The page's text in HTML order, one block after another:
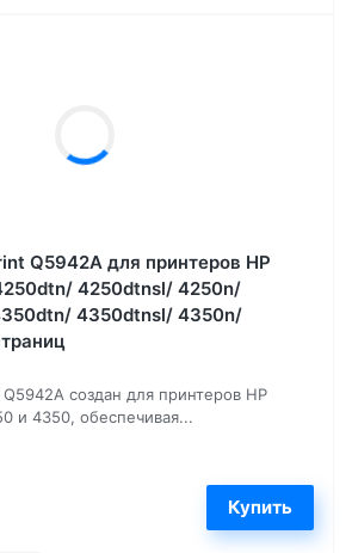
Q5942A для принтеров HP
4250dtnsl/ 4250n/
4350dtnsl/ 4350n/
создан для принтеров HP
и 4350, обеспечивая...